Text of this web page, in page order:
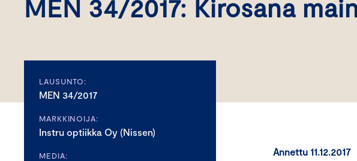
MEN 34/2017: Kirosana
LAUSUNTO:
MEN 34/2017
MARKKINOIJA:
Instru optiikka Oy (Nissen)
MEDIA: Annettu 11.12.2017